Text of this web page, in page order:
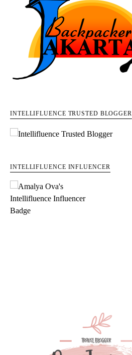
INTELLIFLUENCE TRUSTED BLOGGER
INTELLIFLUENCE INFLUENCER